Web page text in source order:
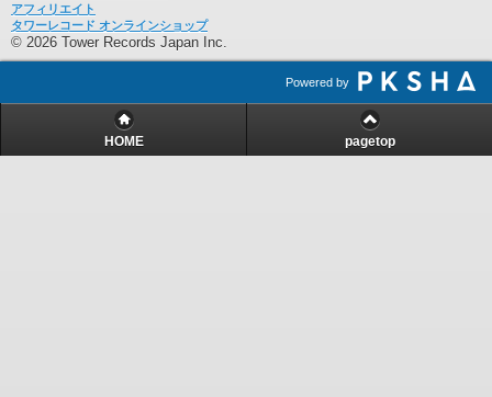
アフィリエイト
タワーレコード オンラインショップ
© 2026 Tower Records Japan Inc.
Powered by
HOME pagetop